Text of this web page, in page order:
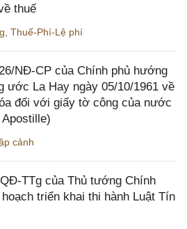
thuế
Thuế-Phí-Lệ phí
NĐ-CP của Chính phủ hướng
ước La Hay ngày 05/10/1961 về
đối với giấy tờ công của nước
cảnh
TTg của Thủ tướng Chính
triển khai thi hành Luật Tín